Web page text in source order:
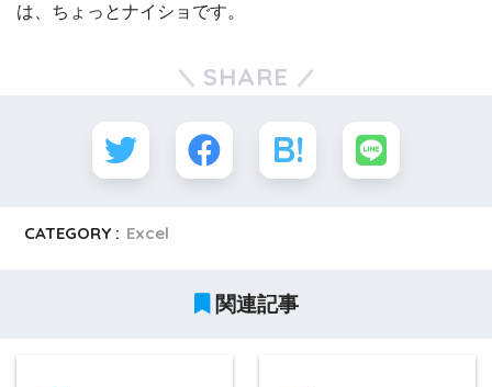
は、ちょっとナイショです。
SHARE
CATEGORY : Excel
関連記事